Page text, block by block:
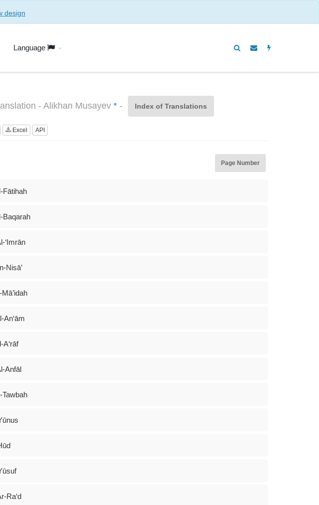
design
Language
- Alikhan Musayev* - Index of Translations
Excel API
Page Number
Fātihah
Baqarah
‘Imrān
Nisā’
An‘ām
A‘rāf
Anfāl
Tawbah
Ra‘d